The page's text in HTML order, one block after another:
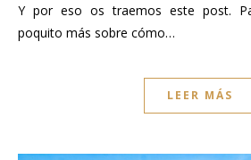
Y por eso os traemos este post.
poquito más sobre cómo…
LEER MÁS